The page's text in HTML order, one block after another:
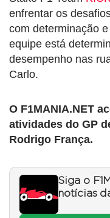
enfrentar os
com determinação
equipe está
desempenho nas
Carlo.
O F1MANIA.NET
atividades do GP
Rodrigo França.
Siga o
notícias